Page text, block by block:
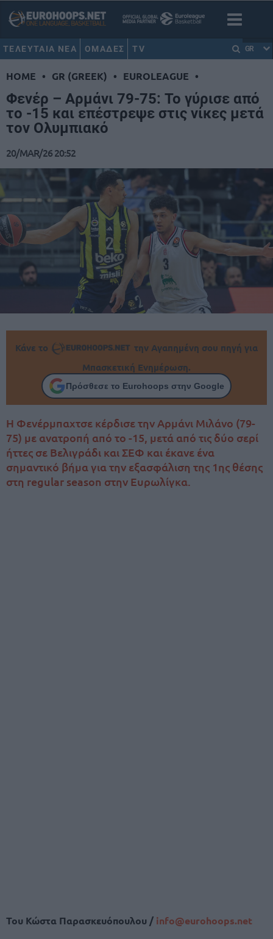
ΤΕΛΕΥΤΑΙΑ ΝΕΑ ΟΜΑΔΕΣ TV GR
HOME • GR (GREEK) • EUROLEAGUE •
Φενέρ – Αρμάνι 79-75: Το γύρισε από
το -15 και επέστρεψε στις νίκες μετά
τον Ολυμπιακό
20/MAR/26 20:52
Κάνε το
την Αγαπημένη σου πηγή για
Μπασκετική Ενημέρωση.
Πρόσθεσε το Eurohoops στην Google
Η Φενέρμπαχτσε κέρδισε την Αρμάνι Μιλάνο (79-
75) με ανατροπή από το -15, μετά από τις δύο σερί
ήττες σε Βελιγράδι και ΣΕΦ και έκανε ένα
σημαντικό βήμα για την εξασφάλιση της 1ης θέσης
στη regular season στην Ευρωλίγκα.
Του Κώστα Παρασκευόπουλου / info@eurohoops.net